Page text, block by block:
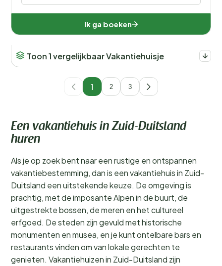
Ik ga boeken
Toon 1 vergelijkbaar Vakantiehuisje
1 2 3
Een vakantiehuis in Zuid-Duitsland
huren
Als je op zoek bent naar een rustige en ontspannen
vakantiebestemming, dan is een vakantiehuis in Zuid-
Duitsland een uitstekende keuze. De omgeving is
prachtig, met de imposante Alpen in de buurt, de
uitgestrekte bossen, de meren en het cultureel
erfgoed. De steden zijn gevuld met historische
monumenten en musea, en je kunt ontelbare bars en
restaurants vinden om van lokale gerechten te
genieten. Vakantiehuizen in Zuid-Duitsland zijn